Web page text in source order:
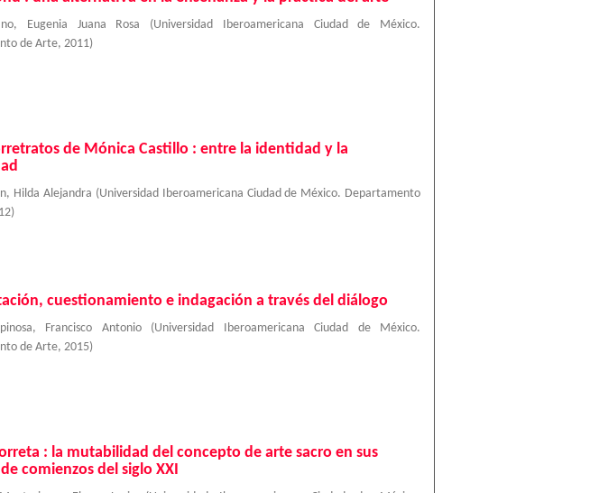
Eugenia Juana Rosa (Universidad Iberoamericana Ciudad de México.
de Arte, 2011)
de Mónica Castillo : entre la identidad y la
Hilda Alejandra (Universidad Iberoamericana Ciudad de México. Departamento
)
cuestionamiento e indagación a través del diálogo
Francisco Antonio (Universidad Iberoamericana Ciudad de México.
de Arte, 2015)
: la mutabilidad del concepto de arte sacro en sus
comienzos del siglo XXI